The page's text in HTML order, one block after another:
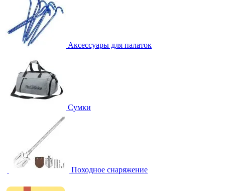
Аксессуары для палаток
Сумки
Походное снаряжение